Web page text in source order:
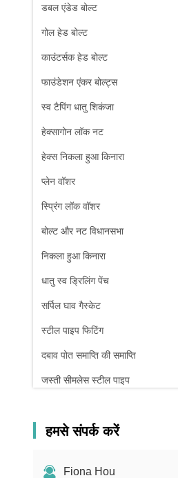
डबल एंडेड बोल्ट
गोल हेड बोल्ट
काउंटर्सक हेड बोल्ट
फाउंडेशन एंकर बोल्ट्स
स्व टैपिंग धातु शिकंजा
हेक्सागोन लॉक नट
हेक्स निकला हुआ किनारा
प्लेन वॉशर
स्प्रिंग लॉक वॉशर
बोल्ट और नट विधानसभा
निकला हुआ किनारा
धातु स्व ड्रिलिंग पेंच
सर्पिल घाव गैस्केट
स्टील पाइप फिटिंग
दबाव पोत समाप्ति की समाप्ति
जस्ती सीमलेस स्टील पाइप
कम्प्रेशन स्प्रिंग
हमसे संपर्क करें
Fiona Hou